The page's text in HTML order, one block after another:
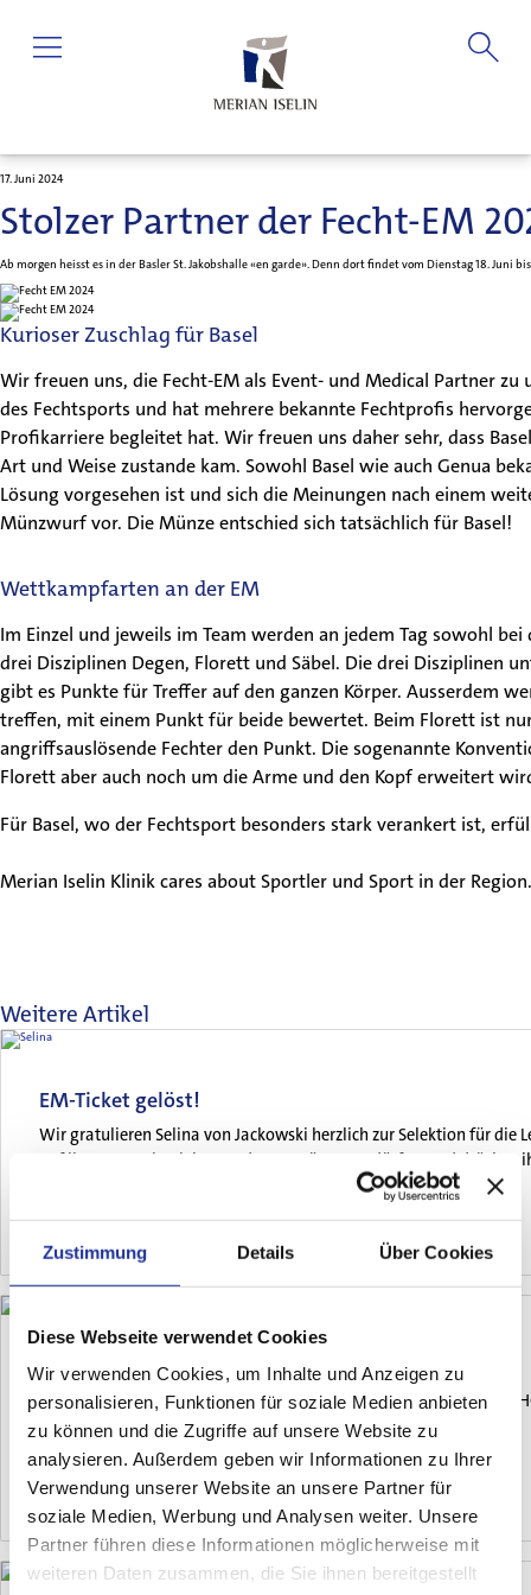
Zustimmung Details Über Cookies
Diese Webseite verwendet Cookies
Wir verwenden Cookies, um Inhalte und Anzeigen zu
personalisieren, Funktionen für soziale Medien anbieten
zu können und die Zugriffe auf unsere Website zu
analysieren. Außerdem geben wir Informationen zu Ihrer
Verwendung unserer Website an unsere Partner für
soziale Medien, Werbung und Analysen weiter. Unsere
Partner führen diese Informationen möglicherweise mit
weiteren Daten zusammen, die Sie ihnen bereitgestellt
Für Notfälle
Patienten & Besucher
Unsere Fachgebiete
Ärztinnen & Ärzte
Unsere Klinik
17. Juni 2024
Stolzer Partner der Fecht-EM
Ab morgen heisst es in der Basler St. Jakobshalle «en garde». Denn dort findet vom Dienstag 18. Juni
Kurioser Zuschlag für Basel
Wir freuen uns, die Fecht-EM als Event- und Medical Partner
des Fechtsports und hat mehrere bekannte Fechtprofis
Profikarriere begleitet hat. Wir freuen uns daher sehr, dass
Art und Weise zustande kam. Sowohl Basel wie auch Genua
Lösung vorgesehen ist und sich die Meinungen nach einem
Münzwurf vor. Die Münze entschied sich tatsächlich für Basel!
Wettkampfarten an der EM
Im Einzel und jeweils im Team werden an jedem Tag sowohl
drei Disziplinen Degen, Florett und Säbel. Die drei Disziplinen
gibt es Punkte für Treffer auf den ganzen Körper. Ausserdem
treffen, mit einem Punkt für beide bewertet. Beim Florett ist
angriffsauslösende Fechter den Punkt. Die sogenannte
Florett aber auch noch um die Arme und den Kopf erweitert
Für Basel, wo der Fechtsport besonders stark verankert ist,
Merian Iselin Klinik cares about Sportler und Sport in der Region.
Weitere Artikel
EM-Ticket gelöst!
Wir gratulieren Selina von Jackowski herzlich zur Selektion für
auf ihrem Weg begleiten und unterstützen zu dürfen, und
Merian Iselin Klinik goes Eishockey
Ein unvergesslicher Teamabend für die Merian Iselin Klinik beim
11. Februar 2026